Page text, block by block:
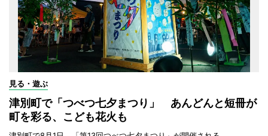
見る・遊ぶ
津別町で「つべつ七夕まつり」 あんどんと短冊が
町を彩る、こども花火も